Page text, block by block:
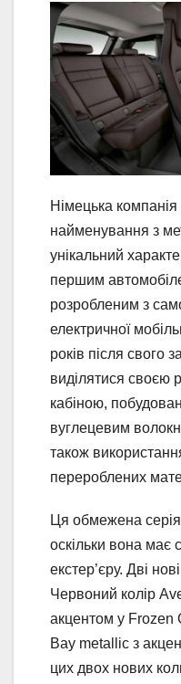
Німецька
найменування з
унікальний
першим
розробленим з
електричної
років після свого
виділятися своєю
кабіною,
вуглецевим
також
перероблених
Ця обмежена
оскільки вона має
екстер’єру. Дві
Червоний колір
акцентом у Frozen
Bay metallic з
цих двох нових